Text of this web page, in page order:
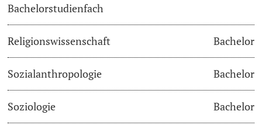
Bachelorstudienfach
Religionswissenschaft Bachelor
Sozialanthropologie Bachelor
Soziologie Bachelor